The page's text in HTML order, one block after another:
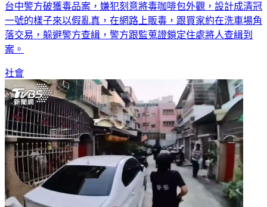
台中警方破獲毒品案，嫌犯刻意將毒咖啡包外觀，設計成清冠
一號的樣子來以假亂真，在網路上販毒，跟買家約在洗車場角
落交易，躲避警方查緝，警方跟監蒐證鎖定住處將人查緝到
案。
社會